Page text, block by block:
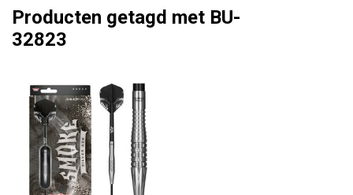
Producten getagd met BU-
32823